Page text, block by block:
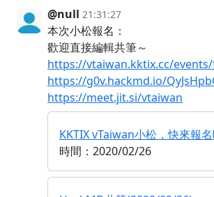
@null 21:31:27
本次小松報名：
歡迎直接編輯共筆～
https://vtaiwan.kktix.cc/
https://g0v.hackmd.io/
https://meet.jit.si/vtaiwan
KKTIX vTaiwan小松，快來報名
時間：2020/02/26